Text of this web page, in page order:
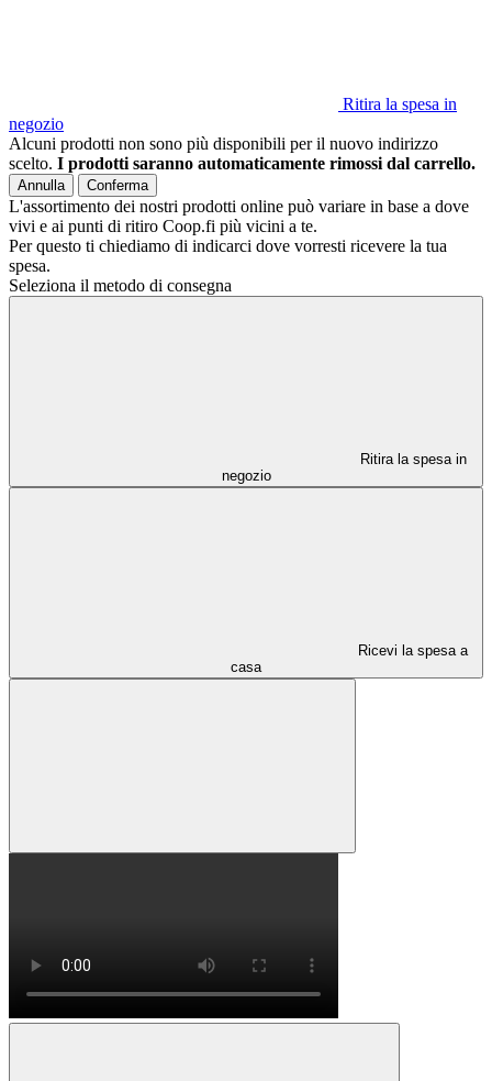
Ritira la spesa in
negozio
Alcuni prodotti non sono più disponibili per il nuovo indirizzo
scelto. I prodotti saranno automaticamente rimossi dal carrello.
Annulla Conferma
L'assortimento dei nostri prodotti online può variare in base a dove
vivi e ai punti di ritiro Coop.fi più vicini a te.
Per questo ti chiediamo di indicarci dove vorresti ricevere la tua
spesa.
Seleziona il metodo di consegna
Ritira la spesa in
negozio
Ricevi la spesa a
casa